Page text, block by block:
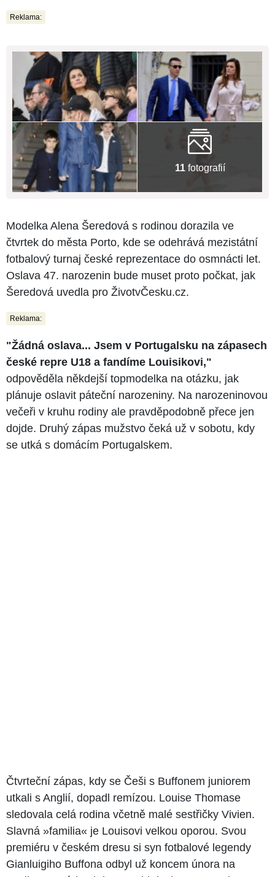
Reklama:
11fotografií
Modelka Alena Šeredová s rodinou dorazila ve
čtvrtek do města Porto, kde se odehrává mezistátní
fotbalový turnaj české reprezentace do osmnácti let.
Oslava 47. narozenin bude muset proto počkat, jak
Šeredová uvedla pro ŽivotvČesku.cz.
Reklama:
"Žádná oslava... Jsem v Portugalsku na zápasech
české repre U18 a fandíme Louisikovi,"
odpověděla někdejší topmodelka na otázku, jak
plánuje oslavit páteční narozeniny. Na narozeninovou
večeři v kruhu rodiny ale pravděpodobně přece jen
dojde. Druhý zápas mužstvo čeká už v sobotu, kdy
se utká s domácím Portugalskem.
Čtvrteční zápas, kdy se Češi s Buffonem juniorem
utkali s Anglií, dopadl remízou. Louise Thomase
sledovala celá rodina včetně malé sestřičky Vivien.
Slavná »familia« je Louisovi velkou oporou. Svou
premiéru v českém dresu si syn fotbalové legendy
Gianluigiho Buffona odbyl už koncem února na